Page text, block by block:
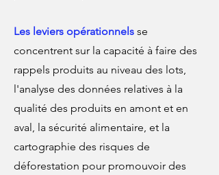
Les leviers opérationnels se
concentrent sur la capacité à faire des
rappels produits au niveau des lots,
l'analyse des données relatives à la
qualité des produits en amont et en
aval, la sécurité alimentaire, et la
cartographie des risques de
déforestation pour promouvoir des